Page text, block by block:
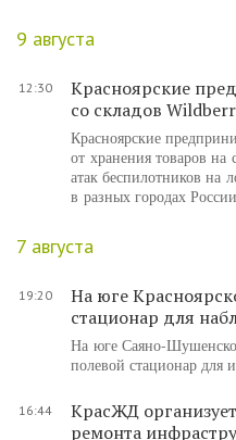
9 августа
12:30
Красноярские
со складов
Красноярские
от хранения товаров на
атак беспилотников на
в разных городах
7 августа
19:20
На юге
стационар для
На юге Саяно-
полевой стационар для
16:44
КрасЖД
ремонта